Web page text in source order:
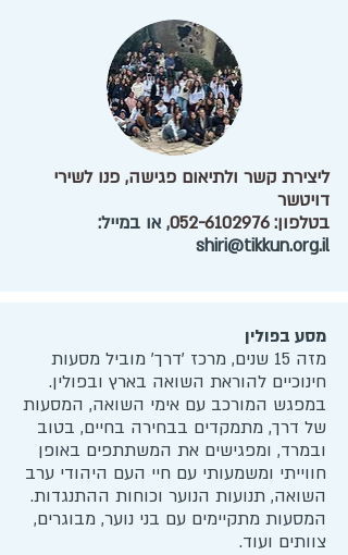
ליצירת קשר ולתיאום פגישה, פנו לשירי
דויטשר
בטלפון:052-6102976, או במייל:
shiri@tikkun.org.il
מסע בפולין
מזה 15 שנים, מרכז 'דרך' מוביל מסעות
חינוכיים להוראת השואה בארץ ובפולין.
במפגש המורכב עם אימי השואה, המסעות
של דרך, מתמקדים בבחירה בחיים, בטוב
ובמרד, ומפגישים את המשתתפים באופן
חווייתי ומשמעותי עם חיי העם היהודי ערב
השואה, תנועות הנוער וכוחות ההתנגדות.
המסעות מתקיימים עם בני נוער, מבוגרים,
צוותים ועוד.